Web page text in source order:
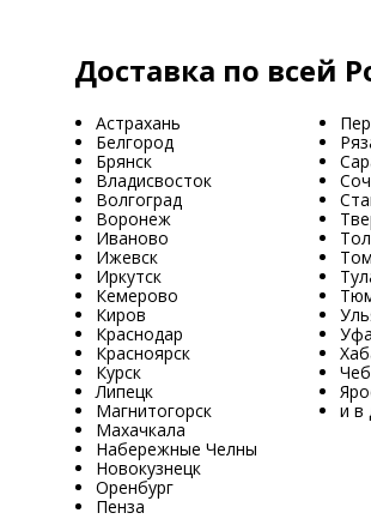
Доставка по всей
Астрахань
Белгород
Брянск
Владисвосток
Волгоград
Воронеж
Иваново
Ижевск
Иркутск
Кемерово
Киров
Краснодар
Красноярск
Курск
Липецк
Магнитогорск
Махачкала
Набережные Челны
Новокузнецк
Оренбург
Пенза
Уфа
и в